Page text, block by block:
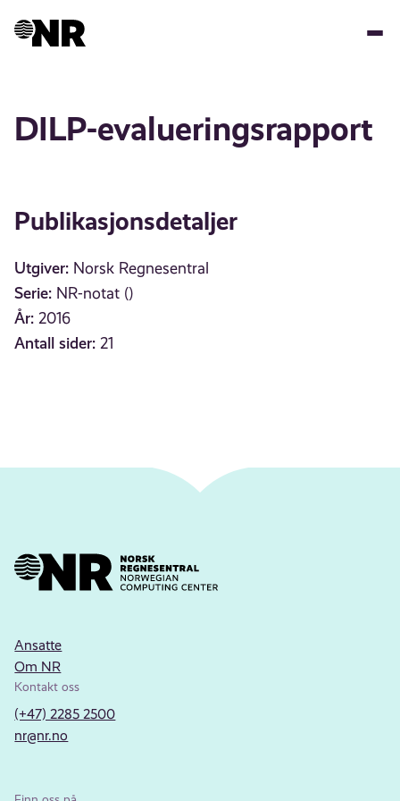
DILP-evalueringsrapport
Publikasjonsdetaljer
Utgiver: Norsk Regnesentral
Serie: NR-notat ()
År: 2016
Antall sider: 21
Ansatte
Om NR
Kontakt oss
(+47) 2285 2500
nr@nr.no